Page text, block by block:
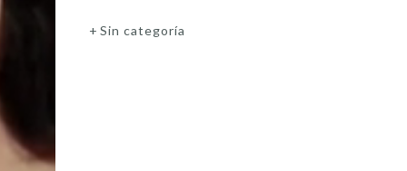
Sin categoría